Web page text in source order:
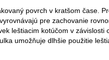
povrch v kratšom čase.
pre zachovanie
leštiacim kotúčom v závislosti
umožňuje dlhšie použitie